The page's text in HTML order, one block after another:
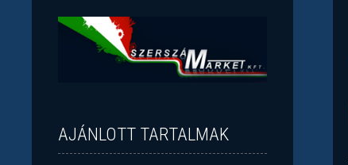
AJÁNLOTT TARTALMAK